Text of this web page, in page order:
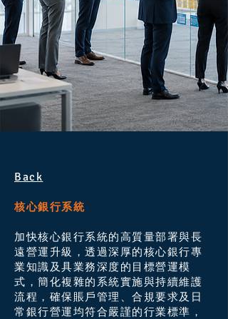
Back
核心銀行系統
加快核心銀行系統的高質量部署與長
遠營運升級，透過深厚的核心銀行專
業知識及具業務深度的目標營運模
式，簡化複雜的系統實施與持續維護
流程，確保賬戶管理、合規要求及日
常銀行營運均符合嚴謹的行業標準，